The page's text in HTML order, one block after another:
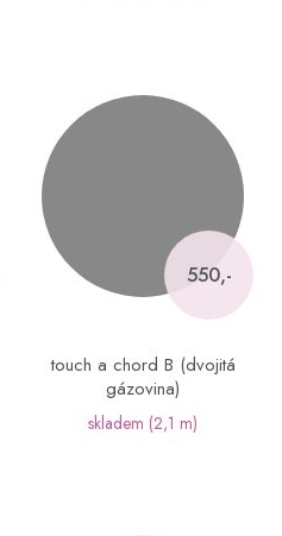
550,-
touch a chord B (dvojitá
gázovina)
skladem (2,1 m)